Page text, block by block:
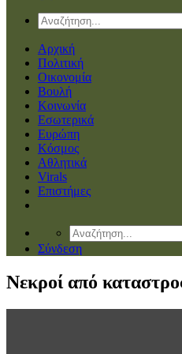
Αρχική
Πολιτική
Οικονομία
Βουλή
Κοινωνία
Εσωτερικά
Ευρώπη
Κόσμος
Αθλητικά
Virals
Επιστήμες
Σύνδεση
Νεκροί από